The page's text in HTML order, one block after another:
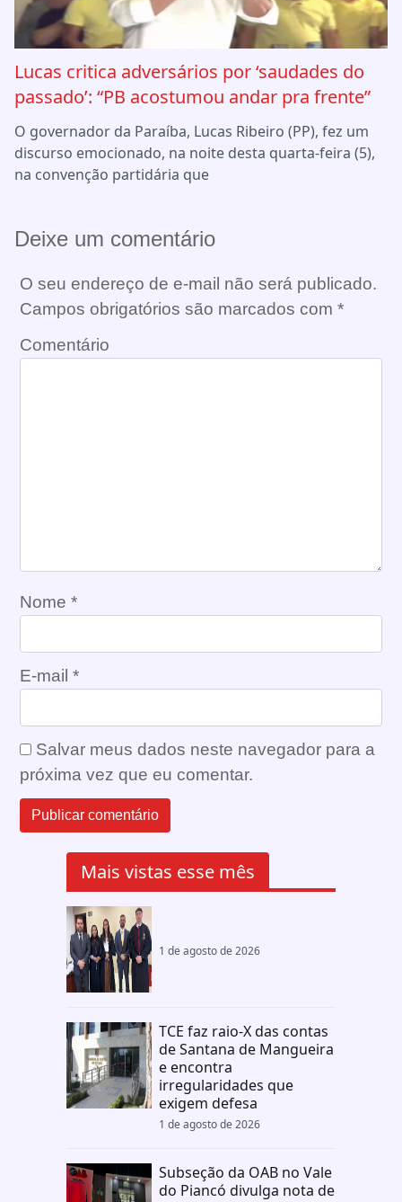
Lucas critica adversários por ‘saudades do
passado’: “PB acostumou andar pra frente”
O governador da Paraíba, Lucas Ribeiro (PP), fez um
discurso emocionado, na noite desta quarta-feira (5),
na convenção partidária que
Deixe um comentário
O seu endereço de e-mail não será publicado.
Campos obrigatórios são marcados com *
Comentário
Nome *
E-mail *
Salvar meus dados neste navegador para a
próxima vez que eu comentar.
Mais vistas esse mês
1 de agosto de 2026
TCE faz raio-X das contas
de Santana de Mangueira
e encontra
irregularidades que
exigem defesa
1 de agosto de 2026
Subseção da OAB no Vale
do Piancó divulga nota de